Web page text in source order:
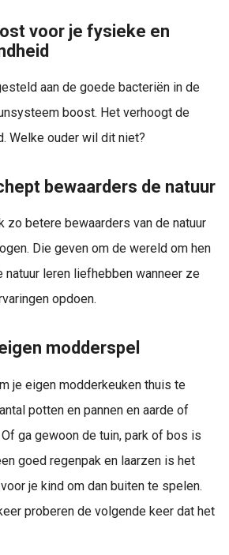
voor je fysieke en
aan de goede bacteriën in de
boost. Het verhoogt de
Welke ouder wil dit niet?
bewaarders de natuur
zo betere bewaarders van de natuur
Die geven om de wereld om hen
natuur leren liefhebben wanneer ze
opdoen.
modderspel
je eigen modderkeuken thuis te
potten en pannen en aarde of
ga gewoon de tuin, park of bos is
goed regenpak en laarzen is het
je kind om dan buiten te spelen.
proberen de volgende keer dat het